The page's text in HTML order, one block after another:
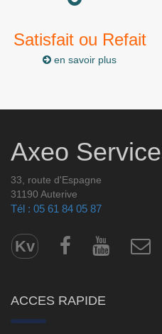
Satisfait ou Refait
en savoir plus
Axeo
33, route d'Espagne
31190 Auterive
Tél : 05 61 84 05 87
Kv
ACCES RAPIDE